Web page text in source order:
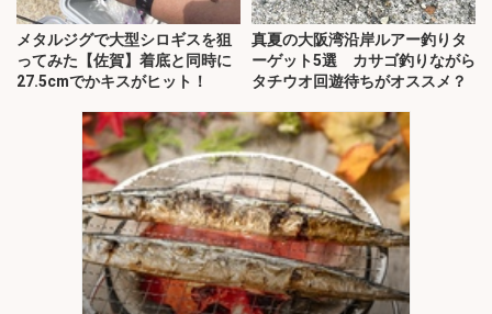
メタルジグで大型シロギスを狙
ってみた【佐賀】着底と同時に
27.5cmでかキスがヒット！
真夏の大阪湾沿岸ルアー釣りタ
ーゲット5選 カサゴ釣りながら
タチウオ回遊待ちがオススメ？